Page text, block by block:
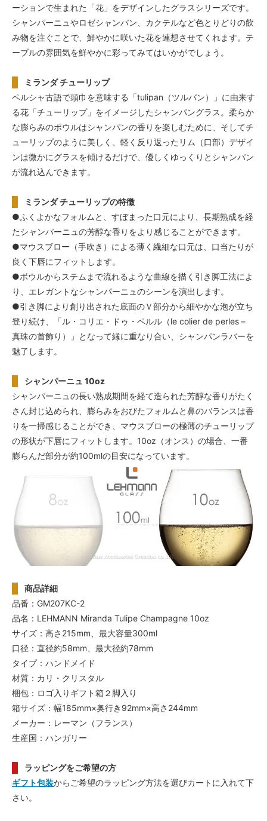
ーションで生まれた「花」をデザインしたグラスシリーズです。
シャンパーニュやロゼシャンパン、カクテルなど色とりどりの飲
み物を注ぐことで、鮮やかに咲いた花を連想させてくれます。テ
ーブルの雰囲気を鮮やかに彩ってみてはいかがでしょう。
ミランダ チューリップ
ペルシャ古語で頭巾を意味する「tulipan（ツルバン）」に由来す
る花「チューリップ」をイメージしたシャンパングラス。柔らか
な膨らみのボウルはシャンパンの香りを楽しむために、そしてチ
ューリップのように美しく、軽く反り返ったリム（口部）デザイ
ンは微かにグラスを傾けるだけで、優しくゆっくりとシャンパン
が流れ込んできます。
ミランダ チューリップの特徴
●ふくよかなフォルムと、すぼまった口元により、長期熟成を経
たシャンパーニュの芳醇な香りをより感じることができます。
●マウスブロー（手吹き）による薄く繊細な口元は、口当たりが
良く下唇にフィットします。
●ボウルからステムまで流れるような曲線を描く引き脚工法によ
り、エレガントなシャンパーニュのシーンを演出します。
●引き脚により創り出された底面のＶ部分から細やかな泡が立ち
登り続け、「ル・コリエ・ドゥ・ペルル（le colier de perles＝
真珠の首飾り）」となって縁に重なり合い、シャンパンラバーを
魅了します。
シャンパーニュ 10oz
シャンパーニュの長い熟成期間を経て造られた芳醇な香りがたく
さん封じ込められ、膨らみをおびたフォルムと鼻のバランスは香
りを一掃感じることができ、マウスブローの極薄のチューリップ
の形状が下唇にフィットします。10oz（オンス）の場合、一番
膨らんだ部分が約100mlの目安になっています。
商品詳細
品番：GM207KC-2
品名：LEHMANN Miranda Tulipe Champagne 10oz
サイズ：高さ215mm、最大容量300ml
口径：直径約58mm、最大径約78mm
タイプ：ハンドメイド
材質：カリ・クリスタル
梱包：ロゴ入りギフト箱２脚入り
箱サイズ：幅185mm×奥行き92mm×高さ244mm
メーカー：レーマン（フランス）
生産国：ハンガリー
ラッピングをご希望の方
ギフト包装からご希望のラッピング方法を選びカートに入れて下
さい。